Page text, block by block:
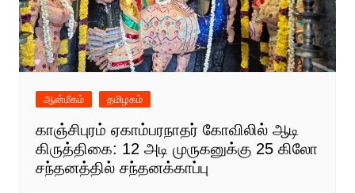
ஆன்மீகம் தமிழகம்
காஞ்சிபுரம் ஏகாம்பரநாதர் கோவிலில் ஆடி
கிருத்திகை: 12 அடி முருகனுக்கு 25 கிலோ
சந்தனத்தில் சந்தனக்காப்பு